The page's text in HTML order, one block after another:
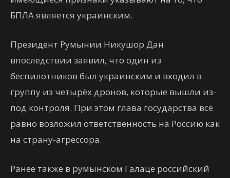
БПЛА является украинским.
Президент Румынии Никушор Дан
впоследствии заявил, что один из
беспилотников был украинским и входил в
группу из четырёх дронов, которые вышли из-
под контроля. При этом глава государства всё
равно возложил ответственность на Россию как
на страну-агрессора.
Ранее также в румынском Галаце российский